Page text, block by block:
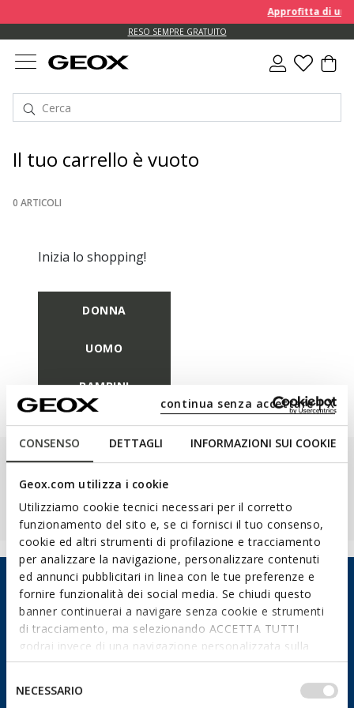
CONSENSO DETTAGLI INFORMAZIONI SUI COOKIE
Geox.com utilizza i cookie
Utilizziamo cookie tecnici necessari per il corretto
funzionamento del sito e, se ci fornisci il tuo consenso,
cookie ed altri strumenti di profilazione e tracciamento
per analizzare la navigazione, personalizzare contenuti
ed annunci pubblicitari in linea con le tue preferenze e
fornire funzionalità dei social media. Se chiudi questo
banner continuerai a navigare senza cookie e strumenti
di tracciamento, ma selezionando ACCETTA TUTTI
godrai invece di una navigazione personalizzata sulla
base dei tuoi gusti ed interessi. Selezionando
IMPOSTAZIONI potrai anche scegliere quali cookies ed
altri strumenti di tracciamento autorizzare. Per maggiori
NECESSARIO
continua senza accettare | X
Approfitta di un
RESO SEMPRE GRATUITO
Il tuo carrello è vuoto
0 ARTICOLI
Inizia lo shopping!
DONNA
UOMO
BAMBINI
REGISTER NOW LOGIN
HAI BISOGNO DI AIUTO?
Chiamaci
Scrivici
Domande Frequenti